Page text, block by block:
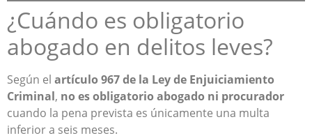
¿Cuándo es obligatorio
abogado en delitos leves?
Según el artículo 967 de la Ley de Enjuiciamiento
Criminal, no es obligatorio abogado ni procurador
cuando la pena prevista es únicamente una multa
inferior a seis meses.